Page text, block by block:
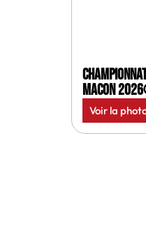
Macon
Voir la